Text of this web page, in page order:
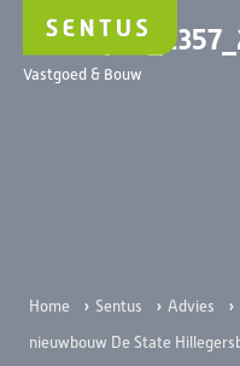
Vastgoed & Bouw
Home › Sentus ›Advies ›
nieuwbouw De State